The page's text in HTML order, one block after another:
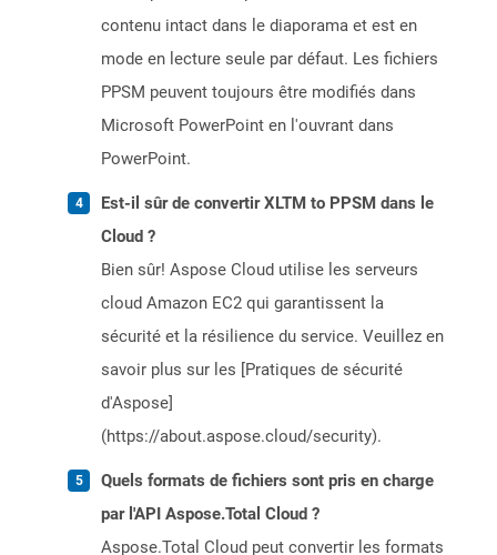
contenu intact dans le diaporama et est en
mode en lecture seule par défaut. Les fichiers
PPSM peuvent toujours être modifiés dans
Microsoft PowerPoint en l'ouvrant dans
PowerPoint.
Est-il sûr de convertir XLTM to PPSM dans le
Cloud ?
Bien sûr! Aspose Cloud utilise les serveurs
cloud Amazon EC2 qui garantissent la
sécurité et la résilience du service. Veuillez en
savoir plus sur les [Pratiques de sécurité
d'Aspose]
(https://about.aspose.cloud/security).
Quels formats de fichiers sont pris en charge
par l'API Aspose.Total Cloud ?
Aspose.Total Cloud peut convertir les formats